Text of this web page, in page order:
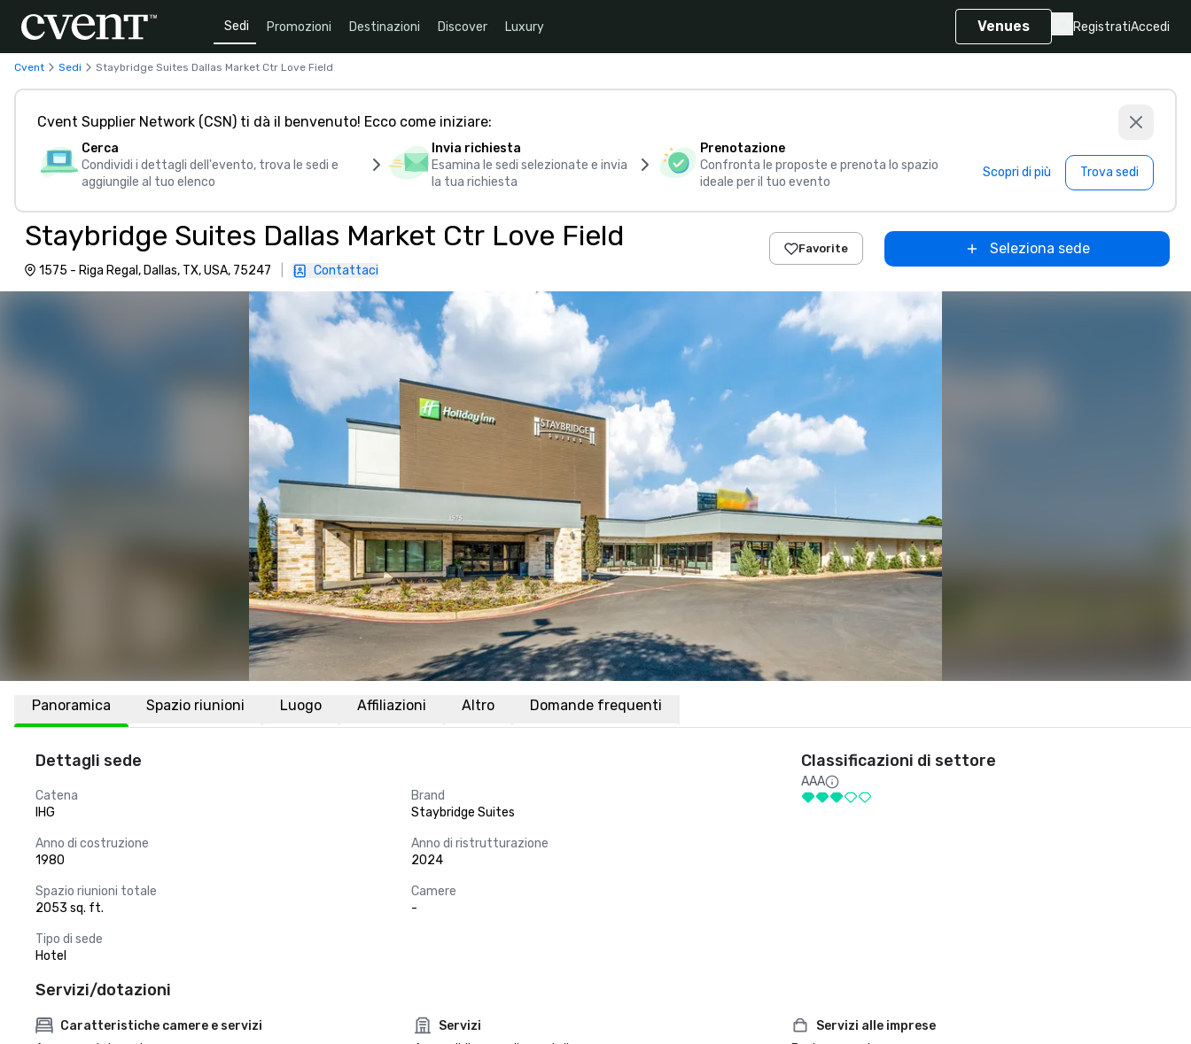
Sedi Promozioni Destinazioni Discover Luxury Venues RegistratiAccedi
Cvent Sedi Staybridge Suites Dallas Market Ctr Love Field
Cvent Supplier Network (CSN) ti dà il benvenuto! Ecco come iniziare:
Cerca
Condividi i dettagli dell'evento, trova le sedi e
aggiungile al tuo elenco
Invia richiesta
Esamina le sedi selezionate e invia
la tua richiesta
Prenotazione
Confronta le proposte e prenota lo spazio
ideale per il tuo evento
Scopri di più Trova sedi
Staybridge Suites Dallas Market Ctr Love Field
1575 - Riga Regal, Dallas, TX, USA, 75247 Contattaci
Favorite Seleziona sede
Panoramica Spazio riunioni Luogo Affiliazioni Altro Domande frequenti
Dettagli sede
Catena
IHG
Brand
Staybridge Suites
Anno di costruzione
1980
Anno di ristrutturazione
2024
Spazio riunioni totale
2053 sq. ft.
Camere
-
Tipo di sede
Hotel
Classificazioni di settore
AAA
Servizi/dotazioni
Caratteristiche camere e servizi
Servizi
Servizi alle imprese